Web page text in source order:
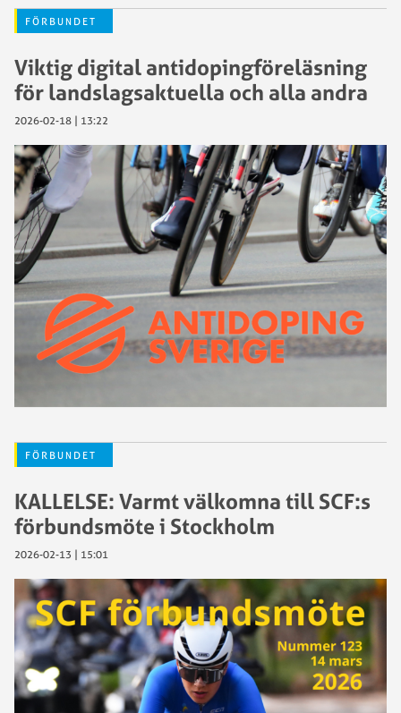
FÖRBUNDET
Viktig digital antidopingföreläsning
för landslagsaktuella och alla andra
2026-02-18 | 13:22
FÖRBUNDET
KALLELSE: Varmt välkomna till SCF:s
förbundsmöte i Stockholm
2026-02-13 | 15:01